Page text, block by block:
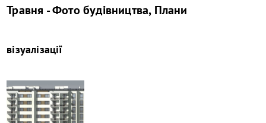
Травня - Фото будівництва, Плани
візуалізації